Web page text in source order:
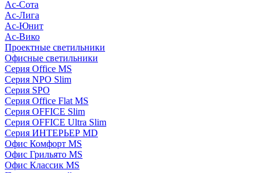
Ас-Сота
Ас-Лига
Ас-Юнит
Ас-Вико
Проектные светильники
Офисные светильники
Серия Office MS
Серия NPO Slim
Серия SPO
Серия Office Flat MS
Серия OFFICE Slim
Серия OFFICE Ultra Slim
Серия ИНТЕРЬЕР MD
Офис Комфорт MS
Офис Грильято MS
Офис Классик MS